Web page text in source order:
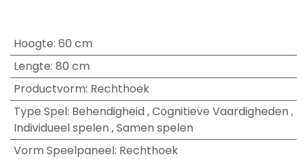
Hoogte: 60 cm
Lengte: 80 cm
Productvorm: Rechthoek
Type Spel: Behendigheid,Cognitieve Vaardigheden,
Individueel spelen,Samen spelen
Vorm Speelpaneel: Rechthoek